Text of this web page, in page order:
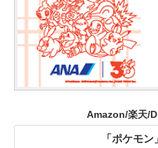
Amazon/楽天/
「ポケモ